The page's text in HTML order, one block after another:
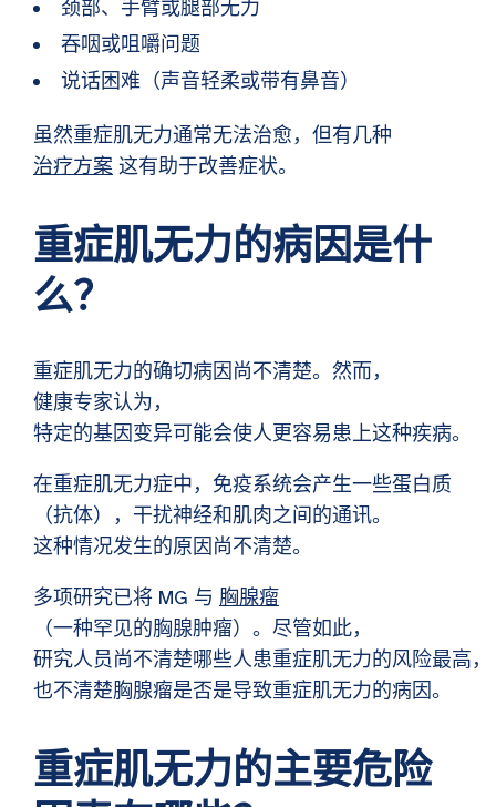
颈部、手臂或腿部无力
吞咽或咀嚼问题
说话困难（声音轻柔或带有鼻音）
虽然重症肌无力通常无法治愈，但有几种
治疗方案 这有助于改善症状。
重症肌无力的病因是什
么？
重症肌无力的确切病因尚不清楚。然而，
健康专家认为，
特定的基因变异可能会使人更容易患上这种疾病。
在重症肌无力症中，免疫系统会产生一些蛋白质
（抗体），干扰神经和肌肉之间的通讯。
这种情况发生的原因尚不清楚。
多项研究已将 MG 与 胸腺瘤
（一种罕见的胸腺肿瘤）。尽管如此，
研究人员尚不清楚哪些人患重症肌无力的风险最高，
也不清楚胸腺瘤是否是导致重症肌无力的病因。
重症肌无力的主要危险